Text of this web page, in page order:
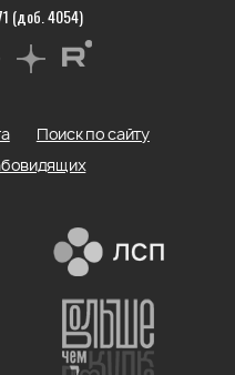
(доб. 4054)
Поиск по сайту